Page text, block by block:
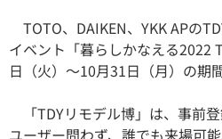
TOTO、DAIKEN、YKK APの
イベント「暮らしかなえる2022
日（火）～10月31日（月）の期
「TDYリモデル博」は、事前
ユーザー問わず、誰でも来場可